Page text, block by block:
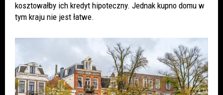
kosztowałby ich kredyt hipoteczny. Jednak kupno domu w
tym kraju nie jest łatwe.